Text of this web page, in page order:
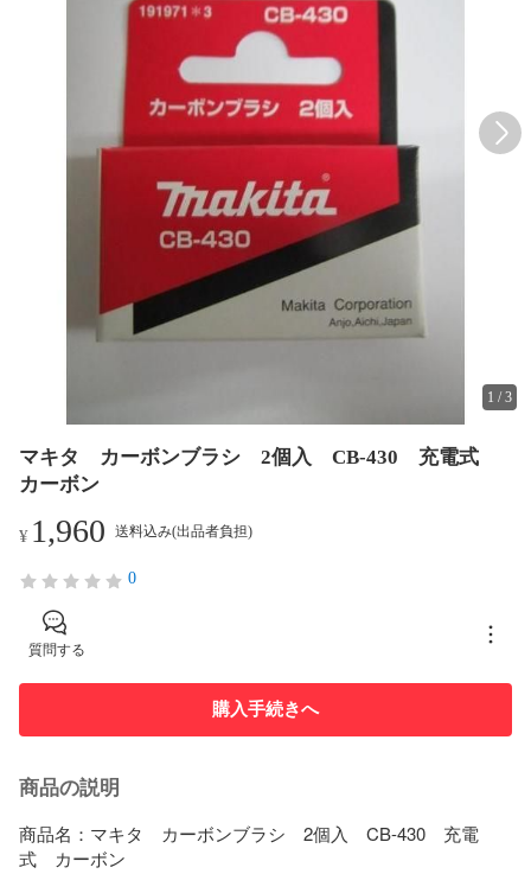
1 /3
マキタ カーボンブラシ 2個入 CB-430 充電式
カーボン
¥ 1,960 送料込み(出品者負担)
0
質問する
購入手続きへ
商品の説明
商品名：マキタ　カーボンブラシ　2個入　CB-430　充電
式　カーボン